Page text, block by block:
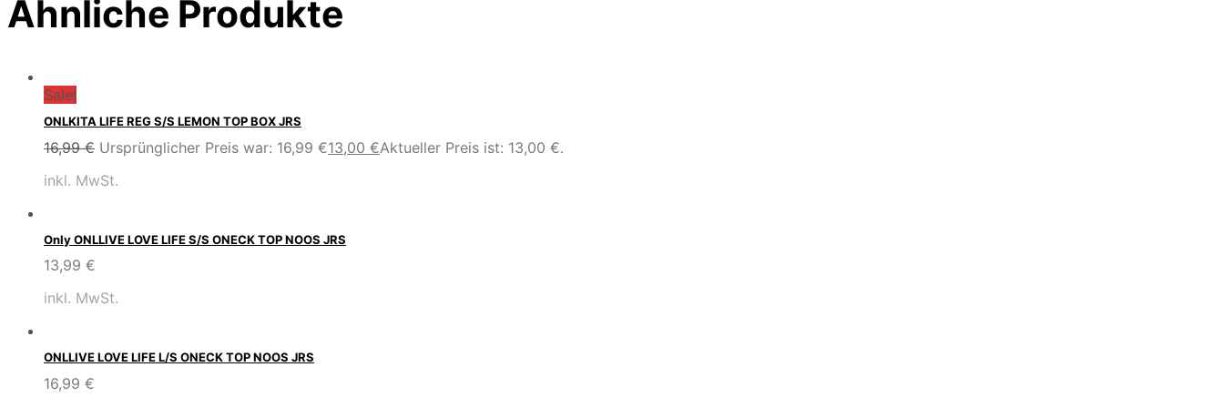
Ähnliche Produkte
Sale!
ONLKITA LIFE REG S/S LEMON TOP BOX JRS
16,99€ Ursprünglicher Preis war: 16,99 €13,00 €Aktueller Preis ist: 13,00 €.
inkl. MwSt.
Only ONLLIVE LOVE LIFE S/S ONECK TOP NOOS JRS
13,99 €
inkl. MwSt.
ONLLIVE LOVE LIFE L/S ONECK TOP NOOS JRS
16,99 €